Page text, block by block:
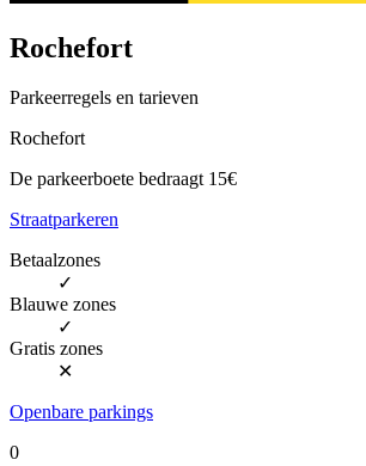
Rochefort
Parkeerregels en tarieven
Rochefort
De parkeerboete bedraagt 15€
Straatparkeren
Betaalzones
✓
Blauwe zones
✓
Gratis zones
✕
Openbare parkings
0